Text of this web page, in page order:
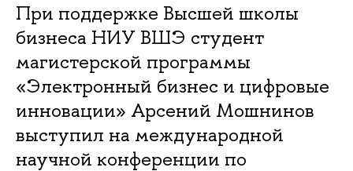
При поддержке Высшей школы
бизнеса НИУ ВШЭ студент
магистерской программы
«Электронный бизнес и цифровые
инновации» Арсений Мошнинов
выступил на международной
научной конференции по